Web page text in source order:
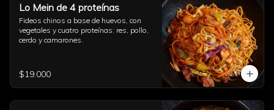
Lo Mein de 4 proteínas
Fideos chinos a base de huevos, con
vegetales y cuatro proteínas: res, pollo,
cerdo y camarones.
$19.000